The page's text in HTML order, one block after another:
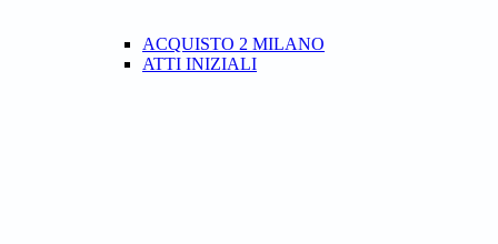
ACQUISTO 2 MILANO
ATTI INIZIALI